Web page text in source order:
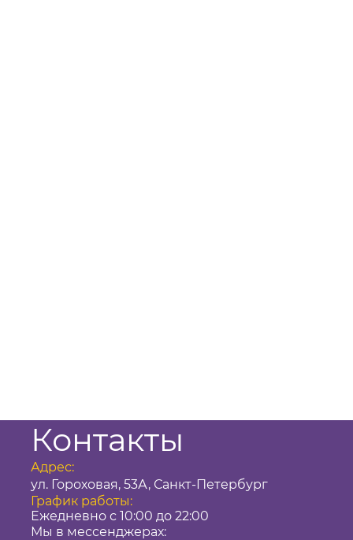
Контакты
Адрес:
ул. Гороховая, 53А, Санкт-Петербург
График работы:
Ежедневно с 10:00 до 22:00
Мы в мессенджерах: